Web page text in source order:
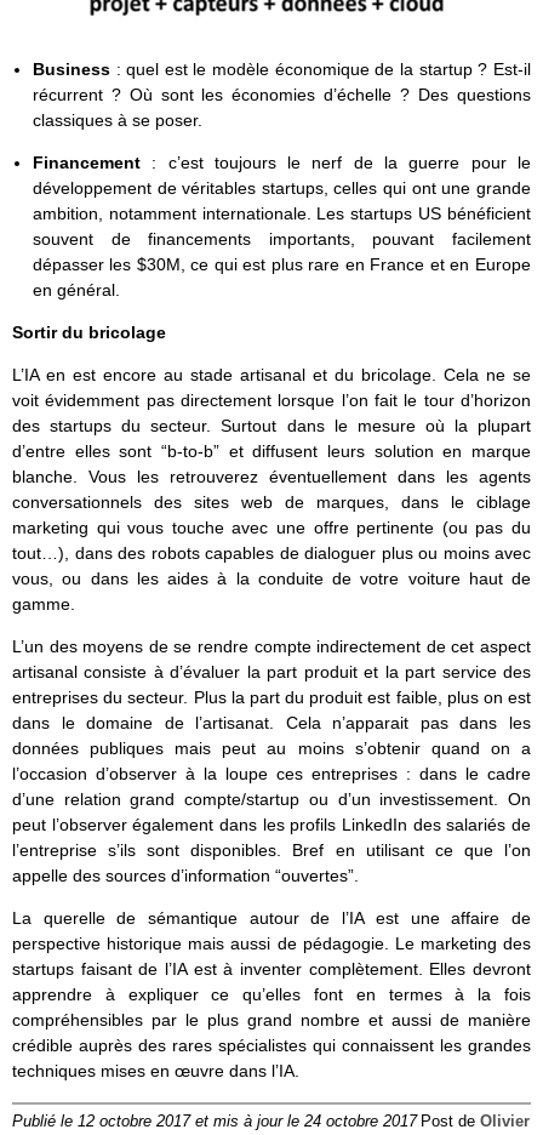
Business : quel est le modèle économique de la startup ? Est-il
récurrent ? Où sont les économies d’échelle ? Des questions
classiques à se poser.
Financement: c’est toujours le nerf de la guerre pour le
développement de véritables startups, celles qui ont une grande
ambition, notamment internationale. Les startups US bénéficient
souvent de financements importants, pouvant facilement
dépasser les $30M, ce qui est plus rare en France et en Europe
en général.
Sortir du bricolage
L’IA en est encore au stade artisanal et du bricolage. Cela ne se
voit évidemment pas directement lorsque l’on fait le tour d’horizon
des startups du secteur. Surtout dans le mesure où la plupart
d’entre elles sont “b-to-b” et diffusent leurs solution en marque
blanche. Vous les retrouverez éventuellement dans les agents
conversationnels des sites web de marques, dans le ciblage
marketing qui vous touche avec une offre pertinente (ou pas du
tout…), dans des robots capables de dialoguer plus ou moins avec
vous, ou dans les aides à la conduite de votre voiture haut de
gamme.
L’un des moyens de se rendre compte indirectement de cet aspect
artisanal consiste à d’évaluer la part produit et la part service des
entreprises du secteur. Plus la part du produit est faible, plus on est
dans le domaine de l’artisanat. Cela n’apparait pas dans les
données publiques mais peut au moins s’obtenir quand on a
l’occasion d’observer à la loupe ces entreprises : dans le cadre
d’une relation grand compte/startup ou d’un investissement. On
peut l’observer également dans les profils LinkedIn des salariés de
l’entreprise s’ils sont disponibles. Bref en utilisant ce que l’on
appelle des sources d’information “ouvertes”.
La querelle de sémantique autour de l’IA est une affaire de
perspective historique mais aussi de pédagogie. Le marketing des
startups faisant de l’IA est à inventer complètement. Elles devront
apprendre à expliquer ce qu’elles font en termes à la fois
compréhensibles par le plus grand nombre et aussi de manière
crédible auprès des rares spécialistes qui connaissent les grandes
techniques mises en œuvre dans l’IA.
Publié le 12 octobre 2017 et mis à jour le 24 octobre 2017 Post de Olivier